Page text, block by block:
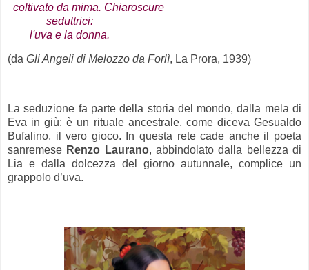
coltivato da mima. Chiaroscure
seduttrici:
l'uva e la donna.
(da Gli Angeli di Melozzo da Forlì, La Prora, 1939)
La seduzione fa parte della storia del mondo, dalla mela di
Eva in giù: è un rituale ancestrale, come diceva Gesualdo
Bufalino, il vero gioco. In questa rete cade anche il poeta
sanremese Renzo Laurano, abbindolato dalla bellezza di
Lia e dalla dolcezza del giorno autunnale, complice un
grappolo d’uva.